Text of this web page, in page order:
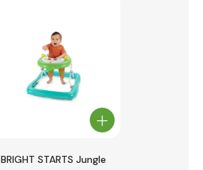
BRIGHT STARTS Jungle